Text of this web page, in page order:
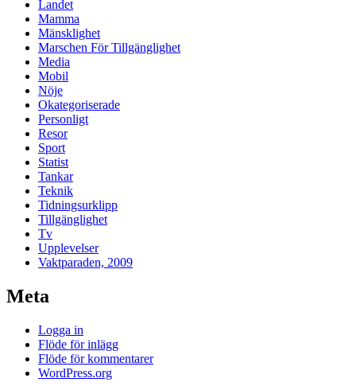
Landet
Mamma
Mänsklighet
Marschen För Tillgänglighet
Media
Mobil
Nöje
Okategoriserade
Personligt
Resor
Sport
Statist
Tankar
Teknik
Tidningsurklipp
Tillgänglighet
Tv
Upplevelser
Vaktparaden, 2009
Meta
Logga in
Flöde för inlägg
Flöde för kommentarer
WordPress.org